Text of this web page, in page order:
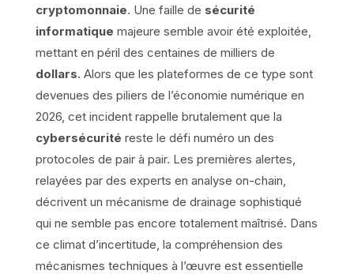
cryptomonnaie. Une faille de sécurité
informatique majeure semble avoir été exploitée,
mettant en péril des centaines de milliers de
dollars. Alors que les plateformes de ce type sont
devenues des piliers de l’économie numérique en
2026, cet incident rappelle brutalement que la
cybersécurité reste le défi numéro un des
protocoles de pair à pair. Les premières alertes,
relayées par des experts en analyse on-chain,
décrivent un mécanisme de drainage sophistiqué
qui ne semble pas encore totalement maîtrisé. Dans
ce climat d’incertitude, la compréhension des
mécanismes techniques à l’œuvre est essentielle